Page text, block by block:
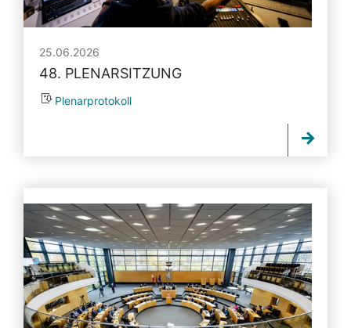
25.06.2026
48. PLENARSITZUNG
Plenarprotokoll